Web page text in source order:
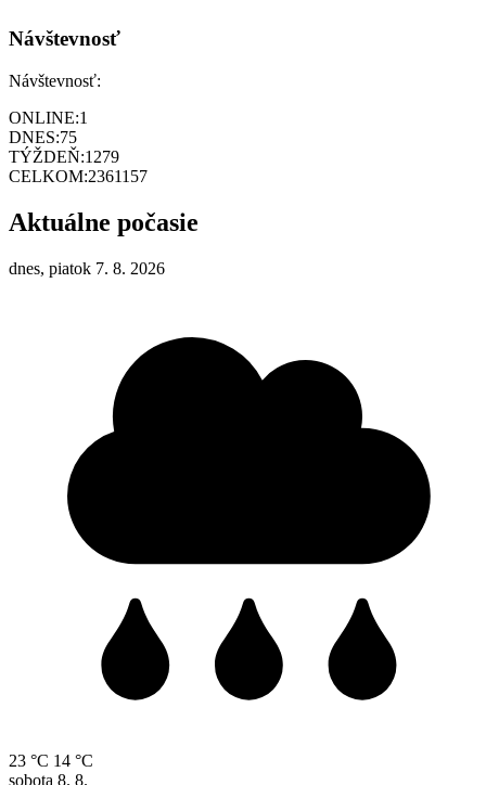
Návštevnosť
Návštevnosť:
ONLINE:1
DNES:75
TÝŽDEŇ:1279
CELKOM:2361157
Aktuálne počasie
dnes, piatok 7. 8. 2026
23 °C 14 °C
sobota 8. 8.